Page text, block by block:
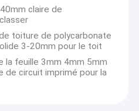
claire de
toiture de polycarbonate
3-20mm pour le toit
la feuille 3mm 4mm 5mm
de circuit imprimé pour la